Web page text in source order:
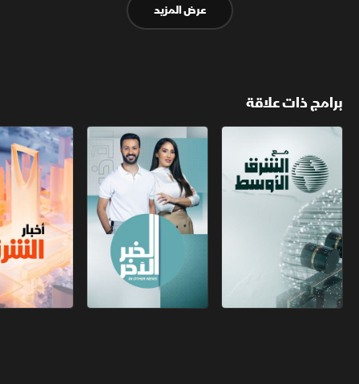
عرض المزيد
برامج ذات علاقة
مع الشرق الأوسط الخبر الآخر أخبار الشرق